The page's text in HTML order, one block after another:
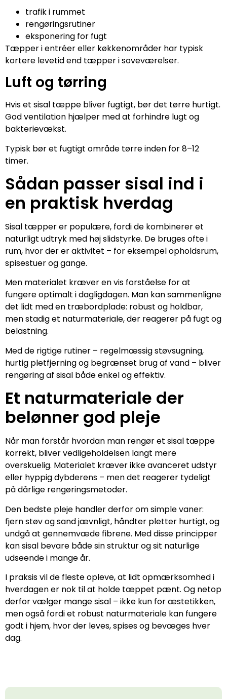
trafik i rummet
rengøringsrutiner
eksponering for fugt
Tæpper i entréer eller køkkenområder har typisk
kortere levetid end tæpper i soveværelser.
Luft og tørring
Hvis et sisal tæppe bliver fugtigt, bør det tørre hurtigt.
God ventilation hjælper med at forhindre lugt og
bakterievækst.
Typisk bør et fugtigt område tørre inden for 8–12
timer.
Sådan passer sisal ind i
en praktisk hverdag
Sisal tæpper er populære, fordi de kombinerer et
naturligt udtryk med høj slidstyrke. De bruges ofte i
rum, hvor der er aktivitet – for eksempel opholdsrum,
spisestuer og gange.
Men materialet kræver en vis forståelse for at
fungere optimalt i dagligdagen. Man kan sammenligne
det lidt med en træbordplade: robust og holdbar,
men stadig et naturmateriale, der reagerer på fugt og
belastning.
Med de rigtige rutiner – regelmæssig støvsugning,
hurtig pletfjerning og begrænset brug af vand – bliver
rengøring af sisal både enkel og effektiv.
Et naturmateriale der
belønner god pleje
Når man forstår hvordan man rengør et sisal tæppe
korrekt, bliver vedligeholdelsen langt mere
overskuelig. Materialet kræver ikke avanceret udstyr
eller hyppig dybderens – men det reagerer tydeligt
på dårlige rengøringsmetoder.
Den bedste pleje handler derfor om simple vaner:
fjern støv og sand jævnligt, håndter pletter hurtigt, og
undgå at gennemvæde fibrene. Med disse principper
kan sisal bevare både sin struktur og sit naturlige
udseende i mange år.
I praksis vil de fleste opleve, at lidt opmærksomhed i
hverdagen er nok til at holde tæppet pænt. Og netop
derfor vælger mange sisal – ikke kun for æstetikken,
men også fordi et robust naturmateriale kan fungere
godt i hjem, hvor der leves, spises og bevæges hver
dag.